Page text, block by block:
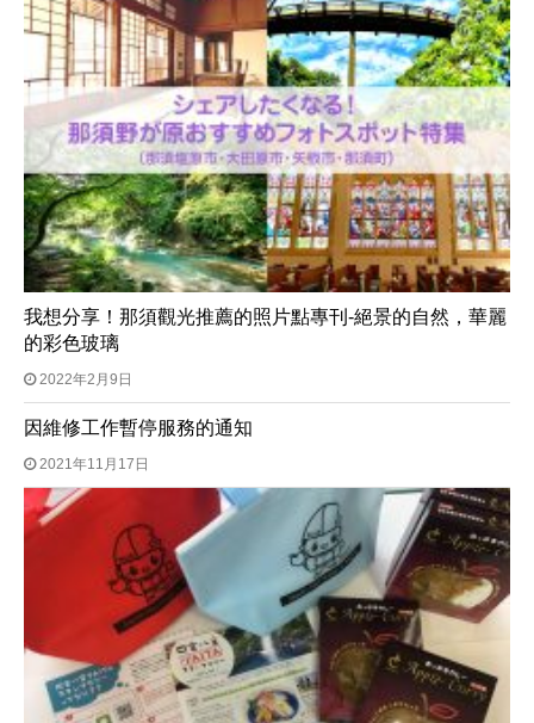
我想分享！那須觀光推薦的照片點專刊-絕景的自然，華麗
的彩色玻璃
2022年2月9日
因維修工作暫停服務的通知
2021年11月17日